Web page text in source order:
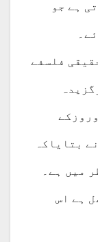
ہے جو
فلسفے
بتایاکہ
میں ہے۔
ہے اس